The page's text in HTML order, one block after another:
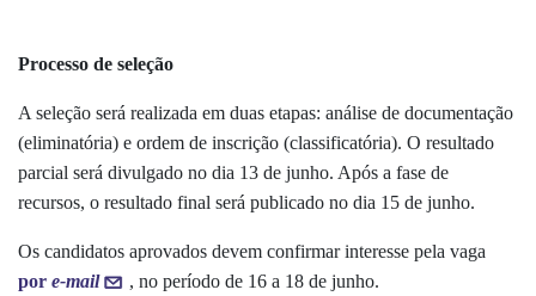
Processo de seleção
A seleção será realizada em duas etapas: análise de documentação
(eliminatória) e ordem de inscrição (classificatória). O resultado
parcial será divulgado no dia 13 de junho. Após a fase de
recursos, o resultado final será publicado no dia 15 de junho.
Os candidatos aprovados devem confirmar interesse pela vaga
por e-mail , no período de 16 a 18 de junho.